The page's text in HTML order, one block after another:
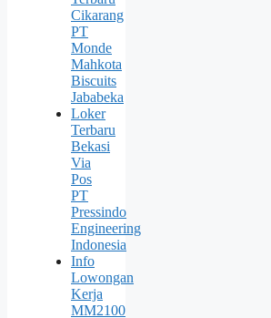
Cikarang
PT
Monde
Mahkota
Biscuits
Jababeka
Loker
Terbaru
Bekasi
Via
Pos
PT
Pressindo
Engineering
Indonesia
Info
Lowongan
Kerja
MM2100